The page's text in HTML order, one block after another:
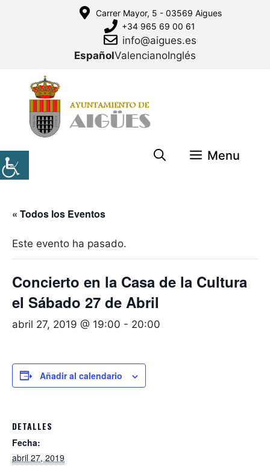
Carrer Mayor, 5 - 03569 Aigues
+34 965 69 00 61
info@aigues.es
EspañolValencianoInglés
Menu
« Todos los Eventos
Este evento ha pasado.
Concierto en la Casa de la Cultura
el Sábado 27 de Abril
abril 27, 2019 @ 19:00 - 20:00
Añadir al calendario
DETALLES
Fecha:
abril 27, 2019